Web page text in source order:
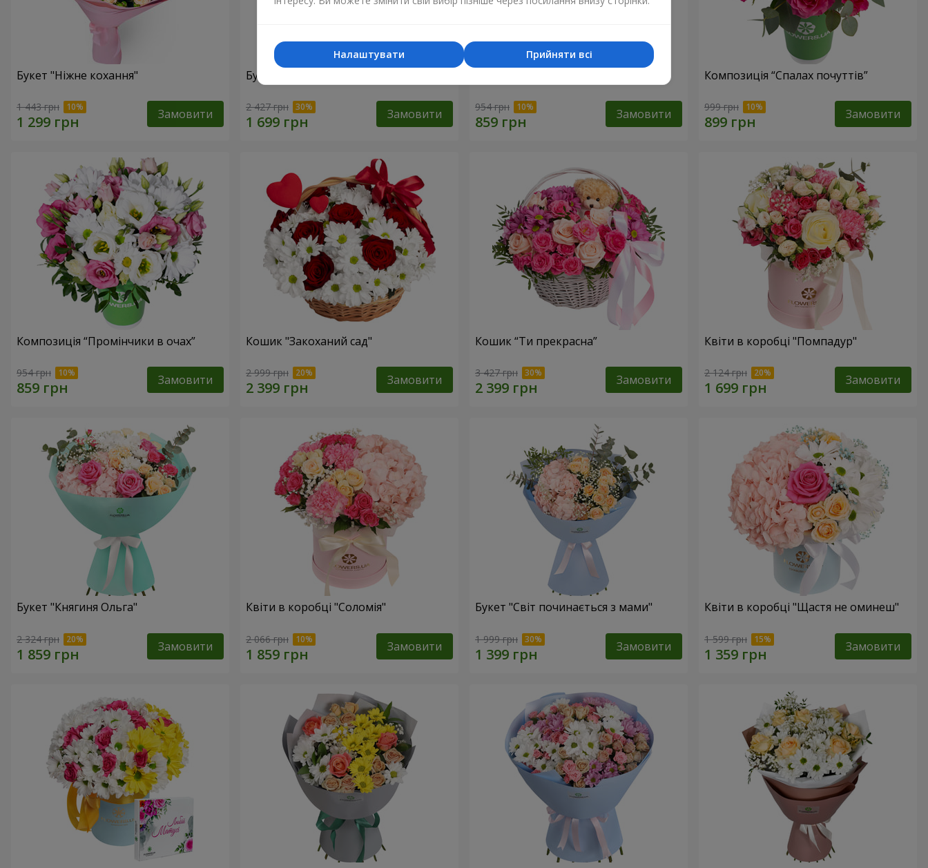
Букет "Ніжне кохання"
1 443 грн Замовити
Букет "Квітковий бал"
2 427 грн Замовити 954 грн Замовити
Композиція “Спалах почуттів”
999 грн Замовити
Композиція “Промінчики в очах”
954 грн Замовити
Кошик "Закоханий сад"
2 999 грн Замовити
Кошик “Ти прекрасна”
3 427 грн Замовити
Квіти в коробці "Помпадур"
2 124 грн Замовити
Букет "Княгиня Ольга"
2 324 грн Замовити
Квіти в коробці "Соломія"
2 066 грн Замовити
Букет "Світ починається з мами"
1 999 грн Замовити
Квіти в коробці "Щастя не оминеш"
1 599 грн Замовити
Прийняти всі
Налаштувати